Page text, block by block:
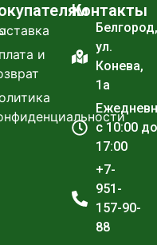
и
Контакты
Белгород,
ул.
Конева,
1а
с 10:00 до
17:00
+7-
951-
157-90-
88